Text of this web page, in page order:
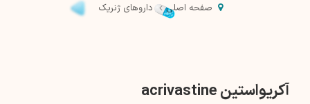
صفحه اصلی داروهای ژنریک
آکریواستین acrivastine